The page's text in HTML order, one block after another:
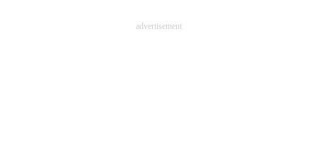
ちょっと気になるネットの話題
advertisement